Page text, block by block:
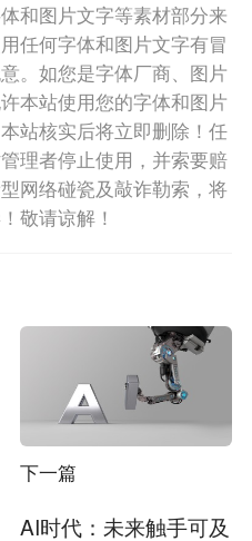
和图片文字等素材部分来
任何字体和图片文字有冒
。如您是字体厂商、图片
本站使用您的字体和图片
站核实后将立即删除！任
理者停止使用，并索要赔
网络碰瓷及敲诈勒索，将
敬请谅解！
下一篇
AI时代：未来触手可及